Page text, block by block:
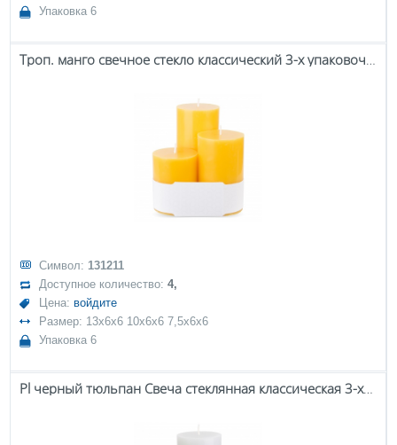
Упаковка 6
Троп. манго свечное стекло классический 3-х упаковочный ролик
Символ: 131211
Доступное количество:4,
Цена: войдите
Размер: 13x6x6 10x6x6 7,5x6x6
Упаковка 6
Pl черный тюльпан Свеча стеклянная классическая 3-х упаковочная ролик